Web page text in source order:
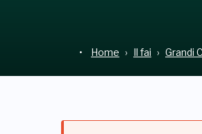
Home Il fai Grandi